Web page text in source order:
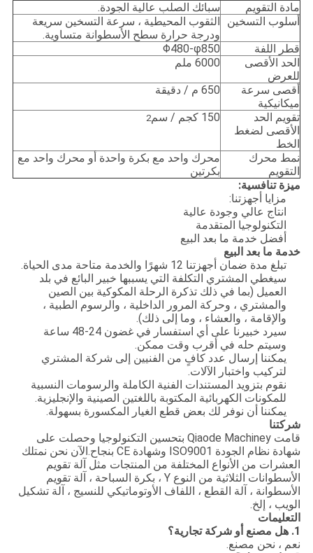
مادة التقويم
سبائك الصلب عالية الجودة.
أسلوب التسخين
الثقوب المحيطية ، سرعة التسخين سريعة
ودرجة حرارة سطح الأسطوانة متساوية.
قطر اللفة
Φ480-φ850
الحد الأقصى
للعرض
6000 ملم
أقصى سرعة
ميكانيكية
650 م / دقيقة
تقويم الحد
الأقصى لضغط
الخط
150 كجم / سم 2
نمط محرك
التقويم
محرك واحد مع بكرة واحدة أو محرك واحد مع
بكرتين
ميزة تنافسية:
مزايا أجهزتنا:
انتاج عالي وجودة عالية
التكنولوجيا المتقدمة
أفضل خدمة ما بعد البيع
خدمة ما بعد البيع
تبلغ مدة ضمان أجهزتنا 12 شهرًا والخدمة متاحة مدى الحياة.
سيغطي المشتري التكلفة التي يسببها خبير البائع في بلد
العميل (بما في ذلك تذكرة الرحلة المكوكية بين الصين
والمشتري ، وحركة المرور الداخلية ، والرسوم الطبية ،
والإقامة ، والعشاء ، وما إلى ذلك).
سيرد خبيرنا على أي استفسار في غضون 24-48 ساعة
وسيتم حله في أقرب وقت ممكن.
يمكننا إرسال عدد كافٍ من الفنيين إلى شركة المشتري
لتركيب واختبار الآلات.
نقوم بتزويد المستندات الفنية الكاملة والرسومات النسبية
للمكونات الكهربائية المكتوبة باللغتين الصينية والإنجليزية.
يمكننا أن نوفر لك بعض قطع الغيار المكسورة بسهولة.
شركتنا
قامت Qiaode Machiney بتحسين التكنولوجيا وحصلت على
شهادة نظام الجودة ISO9001 وشهادة CE بنجاح.الآن نحن نمتلك
العشرات من الأنواع المختلفة من المنتجات مثل آلة تقويم
الأسطوانات الثلاثية من النوع Y ، بكرة السباحة ، آلة تقويم
الأسطوانة ، آلة القطع ، اللفاف الأوتوماتيكي للنسيج ، آلة تشكيل
الويب ، إلخ.
التعليمات
1. هل مصنع أو شركة تجارية؟
نعم ، نحن مصنع.